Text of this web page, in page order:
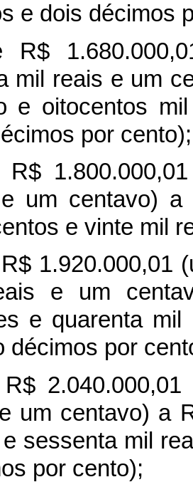
e dois décimos
R$
mil reais e um
e oitocentos
por cento);
R$
um centavo) a
e vinte mil
1.920.000,01
e um
e quarenta
décimos por
um centavo) a
sessenta mil
por cento);